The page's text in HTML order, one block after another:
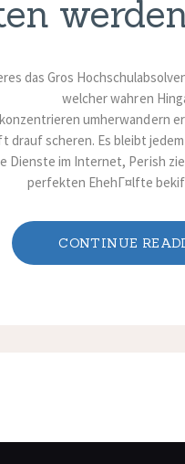
das Gros
welcher wahren
umherwandern
drauf scheren. Es bleibt
Dienste im Internet, Perish
perfekten EhehГ¤lfte
CONTINUE